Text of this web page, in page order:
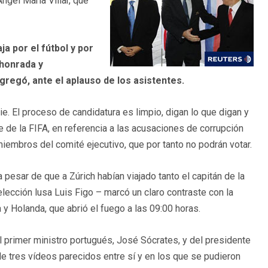
por el fútbol y por
y
ante el aplauso de los asistentes.
El proceso de candidatura es limpio, digan lo que digan y
la FIFA, en referencia a las acusaciones de corrupción
del comité ejecutivo, que por tanto no podrán votar.
de que a Zúrich habían viajado tanto el capitán de la
lusa Luis Figo – marcó un claro contraste con la
Holanda, que abrió el fuego a las 09:00 horas.
ministro portugués, José Sócrates, y del presidente
tres vídeos parecidos entre sí y en los que se pudieron